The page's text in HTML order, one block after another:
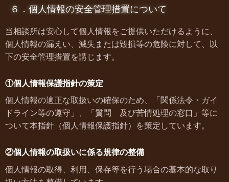
６．個人情報の安全管理措置について
当相談所は安心して個人情報をご提供いただけるように、
個人情報の漏えい、滅失または毀損等の危険に対して、以
下の安全管理措置を講じます。
①個人情報保護指針の策定
個人情報の適正な取扱いの確保のため、「関係法令・ガイ
ドライン等の遵守」、「質問 及び苦情処理の窓口」等に
ついて本指針（個人情報保護指針）を策定しています。
②個人情報の取扱いに係る規律の整備
個人情報の取得、利用、保存等を行う場合の基本的な取り